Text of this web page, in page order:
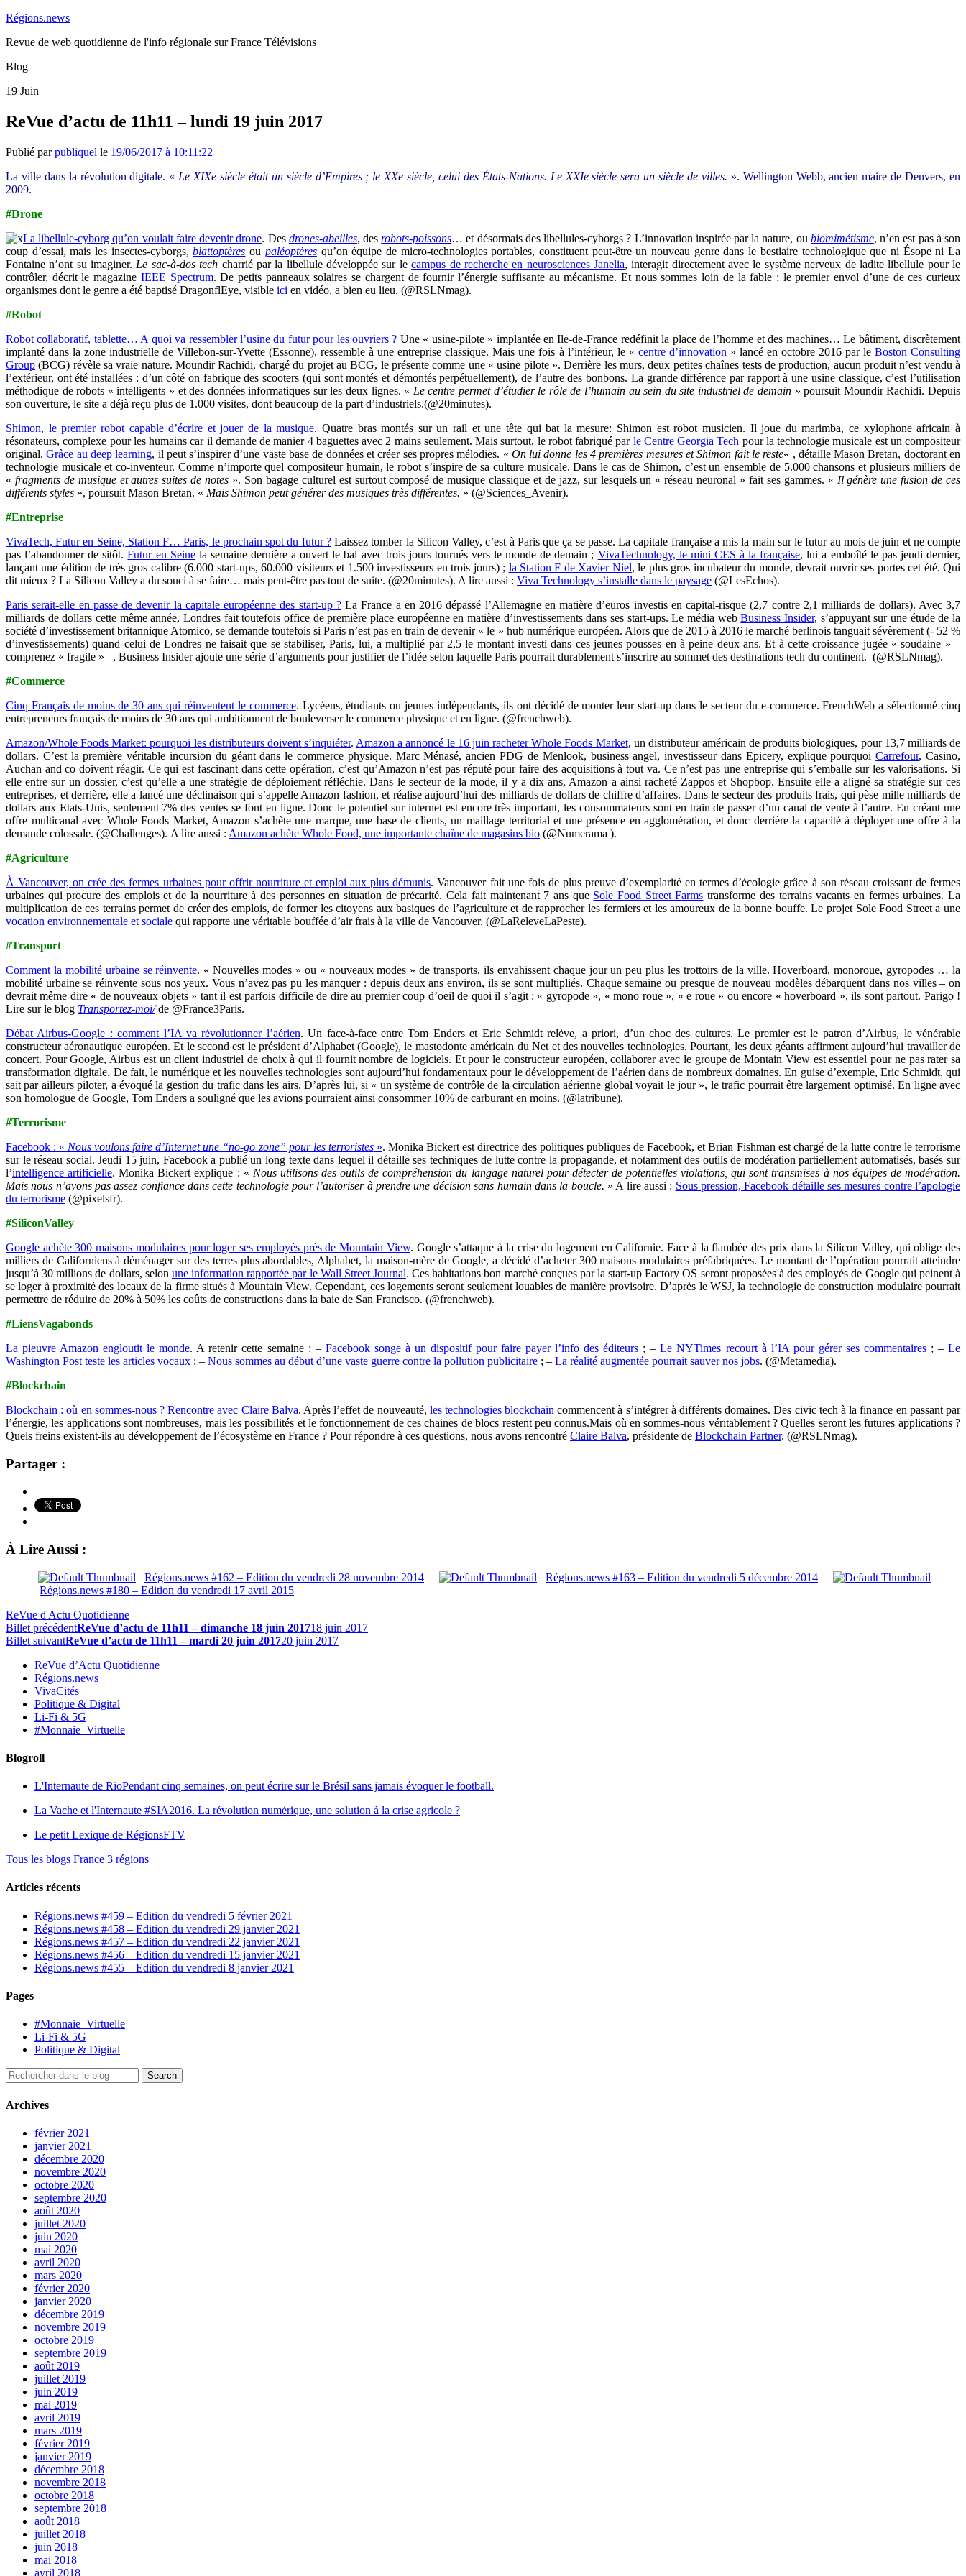
Régions.news
Revue de web quotidienne de l'info régionale sur France Télévisions
Blog
19 Juin
ReVue d’actu de 11h11 – lundi 19 juin 2017
Publié parpubliquel le 19/06/2017 à 10:11:22
La ville dans la révolution digitale. « Le XIXe siècle était un siècle d’Empires ; le XXe siècle, celui des États-Nations. Le XXIe siècle sera un siècle de villes. ». Wellington Webb, ancien maire de Denvers, en
2009.
#Drone
La libellule-cyborg qu’on voulait faire devenir drone. Des drones-abeilles, desrobots-poissons… et désormais des libellules-cyborgs ? L’innovation inspirée par la nature, ou biomimétisme, n’en est pas à son
coup d’essai, mais les insectes-cyborgs,blattoptères ou paléoptères qu’on équipe de micro-technologies portables, constituent peut-être un nouveau genre dans le bestiaire technologique que ni Ésope ni La
Fontaine n’ont su imaginer. Le sac-à-dos tech charrié par la libellule développée sur lecampus de recherche en neurosciences Janelia, interagit directement avec le système nerveux de ladite libellule pour le
contrôler, décrit le magazine IEEE Spectrum. De petits panneaux solaires se chargent de fournir l’énergie suffisante au mécanisme. Et nous sommes loin de la fable : le premier envol d’une de ces curieux
organismes dont le genre a été baptisé DragonflEye, visible ici en vidéo, a bien eu lieu. (@RSLNmag).
#Robot
Robot collaboratif, tablette… A quoi va ressembler l’usine du futur pour les ouvriers ? Une « usine-pilote » implantée en Ile-de-France redéfinit la place de l’homme et des machines… Le bâtiment, discrètement
implanté dans la zone industrielle de Villebon-sur-Yvette (Essonne), ressemble à une entreprise classique. Mais une fois à l’intérieur, le « centre d’innovation » lancé en octobre 2016 par le Boston Consulting
Group (BCG) révèle sa vraie nature. Moundir Rachidi, chargé du projet au BCG, le présente comme une « usine pilote ». Derrière les murs, deux petites chaînes tests de production, aucun produit n’est vendu à
l’extérieur, ont été installées : d’un côté on fabrique des scooters (qui sont montés et démontés perpétuellement), de l’autre des bonbons. La grande différence par rapport à une usine classique, c’est l’utilisation
méthodique de robots « intelligents » et des données informatiques sur les deux lignes. « Le centre permet d’étudier le rôle de l’humain au sein du site industriel de demain » poursuit Moundir Rachidi. Depuis
son ouverture, le site a déjà reçu plus de 1.000 visites, dont beaucoup de la part d’industriels.(@20minutes).
Shimon, le premier robot capable d’écrire et jouer de la musique. Quatre bras montés sur un rail et une tête qui bat la mesure: Shimon est robot musicien. Il joue du marimba, ce xylophone africain à
résonateurs, complexe pour les humains car il demande de manier 4 baguettes avec 2 mains seulement. Mais surtout, le robot fabriqué par le Centre Georgia Tech pour la technologie musicale est un compositeur
original.Grâce au deep learning, il peut s’inspirer d’une vaste base de données et créer ses propres mélodies. « On lui donne les 4 premières mesures et Shimon fait le reste« , détaille Mason Bretan, doctorant en
technologie musicale et co-inventeur. Comme n’importe quel compositeur humain, le robot s’inspire de sa culture musicale. Dans le cas de Shimon, c’est un ensemble de 5.000 chansons et plusieurs milliers de
« fragments de musique et autres suites de notes ». Son bagage culturel est surtout composé de musique classique et de jazz, sur lesquels un « réseau neuronal » fait ses gammes. « Il génère une fusion de ces
différents styles », poursuit Mason Bretan. « Mais Shimon peut générer des musiques très différentes. » (@Sciences_Avenir).
#Entreprise
VivaTech, Futur en Seine, Station F… Paris, le prochain spot du futur ?Laissez tomber la Silicon Valley, c’est à Paris que ça se passe. La capitale française a mis la main sur le futur au mois de juin et ne compte
pas l’abandonner de sitôt.Futur en Seinela semaine dernière a ouvert le bal avec trois jours tournés vers le monde de demain ; VivaTechnology, le mini CES à la française, lui a emboîté le pas jeudi dernier,
lançant une édition de très gros calibre (6.000 start-ups, 60.000 visiteurs et 1.500 investisseurs en trois jours) ; la Station F de Xavier Niel, le plus gros incubateur du monde, devrait ouvrir ses portes cet été. Qui
dit mieux ? La Silicon Valley a du souci à se faire… mais peut-être pas tout de suite. (@20minutes). A lire aussi : Viva Technology s’installe dans le paysage (@LesEchos).
Paris serait-elle en passe de devenir la capitale européenne des start-up ?La France a en 2016 dépassé l’Allemagne en matière d’euros investis en capital-risque (2,7 contre 2,1 milliards de dollars). Avec 3,7
milliards de dollars cette même année, Londres fait toutefois office de première place européenne en matière d’investissements dans ses start-ups. Le média webBusiness Insider, s’appuyant sur une étude de la
société d’investissement britannique Atomico, se demande toutefois si Paris n’est pas en train de devenir « le » hub numérique européen. Alors que de 2015 à 2016 le marché berlinois tanguait sévèrement (- 52 %
d’investissements) quand celui de Londres ne faisait que se stabiliser, Paris, lui, a multiplié par 2,5 le montant investi dans ces jeunes pousses en à peine deux ans. Et à cette croissance jugée « soudaine » –
comprenez « fragile » –, Business Insider ajoute une série d’arguments pour justifier de l’idée selon laquelle Paris pourrait durablement s’inscrire au sommet des destinations tech du continent. (@RSLNmag).
#Commerce
Cinq Français de moins de 30 ans qui réinventent le commerce. Lycéens, étudiants ou jeunes indépendants, ils ont décidé de monter leur start-up dans le secteur du e-commerce. FrenchWeb a sélectionné cinq
entrepreneurs français de moins de 30 ans qui ambitionnent de bouleverser le commerce physique et en ligne. (@frenchweb).
Amazon/Whole Foods Market: pourquoi les distributeurs doivent s’inquiéter. Amazon a annoncé le 16 juin racheter Whole Foods Market, un distributeur américain de produits biologiques, pour 13,7 milliards de
dollars. C’est la première véritable incursion du géant dans le commerce physique. Marc Ménasé, ancien PDG de Menlook, business angel, investisseur dans Epicery, explique pourquoiCarrefour, Casino,
Auchan and co doivent réagir. Ce qui est fascinant dans cette opération, c’est qu’Amazon n’est pas réputé pour faire des acquisitions à tout va. Ce n’est pas une entreprise qui s’emballe sur les valorisations. Si
elle entre sur un dossier, c’est qu’elle a une stratégie de déploiement réfléchie. Dans le secteur de la mode, il y a dix ans, Amazon a ainsi racheté Zappos et Shopbop. Ensuite elle a aligné sa stratégie sur ces
entreprises, et derrière, elle a lancé une déclinaison qui s’appelle Amazon fashion, et réalise aujourd’hui des milliards de dollars de chiffre d’affaires. Dans le secteur des produits frais, qui pèse mille milliards de
dollars aux Etats-Unis, seulement 7% des ventes se font en ligne. Donc le potentiel sur internet est encore très important, les consommateurs sont en train de passer d’un canal de vente à l’autre. En créant une
offre multicanal avec Whole Foods Market, Amazon s’achète une marque, une base de clients, un maillage territorial et une présence en agglomération, et donc derrière la capacité à déployer une offre à la
demande colossale. (@Challenges). A lire aussi : Amazon achète Whole Food, une importante chaîne de magasins bio (@Numerama ).
#Agriculture
À Vancouver, on crée des fermes urbaines pour offrir nourriture et emploi aux plus démunis. Vancouver fait une fois de plus preuve d’exemplarité en termes d’écologie grâce à son réseau croissant de fermes
urbaines qui procure des emplois et de la nourriture à des personnes en situation de précarité. Cela fait maintenant 7 ans que Sole Food Street Farms transforme des terrains vacants en fermes urbaines. La
multiplication de ces terrains permet de créer des emplois, de former les citoyens aux basiques de l’agriculture et de rapprocher les fermiers et les amoureux de la bonne bouffe. Le projet Sole Food Street a une
vocation environnementale et sociale qui rapporte une véritable bouffée d’air frais à la ville de Vancouver. (@LaReleveLaPeste).
#Transport
Comment la mobilité urbaine se réinvente. « Nouvelles modes » ou « nouveaux modes » de transports, ils envahissent chaque jour un peu plus les trottoirs de la ville. Hoverboard, monoroue, gyropodes … la
mobilité urbaine se réinvente sous nos yeux. Vous n’avez pas pu les manquer : depuis deux ans environ, ils se sont multipliés. Chaque semaine ou presque de nouveau modèles débarquent dans nos villes – on
devrait même dire « de nouveaux objets » tant il est parfois difficile de dire au premier coup d’oeil de quoi il s’agit : « gyropode », « mono roue », « e roue » ou encore « hoverboard », ils sont partout. Parigo !
Lire sur le blog Transportez-moi/de @France3Paris.
Débat Airbus-Google : comment l’IA va révolutionner l’aérien. Un face-à-face entre Tom Enders et Eric Schmidt relève, a priori, d’un choc des cultures. Le premier est le patron d’Airbus, le vénérable
constructeur aéronautique européen. Et le second est le président d’Alphabet (Google), le mastodonte américain du Net et des nouvelles technologies. Pourtant, les deux géants affirment aujourd’hui travailler de
concert. Pour Google, Airbus est un client industriel de choix à qui il fournit nombre de logiciels. Et pour le constructeur européen, collaborer avec le groupe de Montain View est essentiel pour ne pas rater sa
transformation digitale. De fait, le numérique et les nouvelles technologies sont aujourd’hui fondamentaux pour le développement de l’aérien dans de nombreux domaines. En guise d’exemple, Eric Schmidt, qui
sait par ailleurs piloter, a évoqué la gestion du trafic dans les airs. D’après lui, si « un système de contrôle de la circulation aérienne global voyait le jour », le trafic pourrait être largement optimisé. En ligne avec
son homologue de Google, Tom Enders a souligné que les avions pourraient ainsi consommer 10% de carburant en moins. (@latribune).
#Terrorisme
Facebook : « Nous voulons faire d’Internet une “no-go zone” pour les terroristes». Monika Bickert est directrice des politiques publiques de Facebook, et Brian Fishman est chargé de la lutte contre le terrorisme
sur le réseau social. Jeudi 15 juin, Facebook a publié un long texte dans lequel il détaille ses techniques de lutte contre la propagande, et notamment des outils de modération partiellement automatisés, basés sur
l’intelligence artificielle. Monika Bickert explique : « Nous utilisons des outils de compréhension du langage naturel pour détecter de potentielles violations, qui sont transmises à nos équipes de modération.
Mais nous n’avons pas assez confiance dans cette technologie pour l’autoriser àprendre une décision sans humain dans la boucle. » A lire aussi : Sous pression, Facebook détaille ses mesures contre l’apologie
du terrorisme (@pixelsfr).
#SiliconValley
Google achète 300 maisons modulaires pour loger ses employés près de Mountain View. Google s’attaque à la crise du logement en Californie. Face à la flambée des prix dans la Silicon Valley, qui oblige des
milliers de Californiens à déménager sur des terres plus abordables, Alphabet, la maison-mère de Google, a décidé d’acheter 300 maisons modulaires préfabriquées. Le montant de l’opération pourrait atteindre
jusqu’à 30 millions de dollars, selon une information rapportée par le Wall Street Journal. Ces habitations bon marché conçues par la start-up Factory OS seront proposées à des employés de Google qui peinent à
se loger à proximité des locaux de la firme situés à Mountain View. Cependant, ces logements seront seulement louables de manière provisoire. D’après le WSJ, la technologie de construction modulaire pourrait
permettre de réduire de 20% à 50% les coûts de constructions dans la baie de San Francisco. (@frenchweb).
#LiensVagabonds
La pieuvre Amazon engloutit le monde. A retenir cette semaine : – Facebook songe à un dispositif pour faire payer l’info des éditeurs ; –Le NYTimes recourt à l’IA pour gérer ses commentaires; –Le
Washington Post teste les articles vocaux ; – Nous sommes au début d’une vaste guerre contre la pollution publicitaire ; – La réalité augmentée pourrait sauver nos jobs. (@Metamedia).
#Blockchain
Blockchain : où en sommes-nous ? Rencontre avec Claire Balva. Après l’effet de nouveauté, les technologies blockchain commencent à s’intégrer à différents domaines. Des civic tech à la finance en passant par
l’énergie, les applications sont nombreuses, mais les possibilités et le fonctionnement de ces chaines de blocs restent peu connus.Mais où en sommes-nous véritablement ? Quelles seront les futures applications ?
Quels freins existent-ils au développement de l’écosystème en France ? Pour répondre à ces questions, nous avons rencontré Claire Balva, présidente de Blockchain Partner. (@RSLNmag).
Partager :
À Lire Aussi :
Régions.news #162 – Edition du vendredi 28 novembre 2014
Régions.news #163 – Edition du vendredi 5 décembre 2014
Régions.news #180 – Edition du vendredi 17 avril 2015
ReVue d'Actu Quotidienne
Billet précédentReVue d’actu de 11h11 – dimanche 18 juin 201718 juin 2017
Billet suivantReVue d’actu de 11h11 – mardi 20 juin 201720 juin 2017
ReVue d’Actu Quotidienne
Régions.news
VivaCités
Politique & Digital
Li-Fi & 5G
#Monnaie_Virtuelle
Blogroll
L'Internaute de RioPendant cinq semaines, on peut écrire sur le Brésil sans jamais évoquer le football.
La Vache et l'Internaute #SIA2016. La révolution numérique, une solution à la crise agricole ?
Le petit Lexique de RégionsFTV
Tous les blogs France 3 régions
Articles récents
Régions.news #459 – Edition du vendredi 5 février 2021
Régions.news #458 – Edition du vendredi 29 janvier 2021
Régions.news #457 – Edition du vendredi 22 janvier 2021
Régions.news #456 – Edition du vendredi 15 janvier 2021
Régions.news #455 – Edition du vendredi 8 janvier 2021
Pages
#Monnaie_Virtuelle
Li-Fi & 5G
Politique & Digital
Archives
février 2021
janvier 2021
décembre 2020
novembre 2020
octobre 2020
septembre 2020
août 2020
juillet 2020
juin 2020
mai 2020
avril 2020
mars 2020
février 2020
janvier 2020
décembre 2019
novembre 2019
octobre 2019
septembre 2019
août 2019
juillet 2019
juin 2019
mai 2019
avril 2019
mars 2019
février 2019
janvier 2019
décembre 2018
novembre 2018
octobre 2018
septembre 2018
août 2018
juillet 2018
juin 2018
mai 2018
avril 2018